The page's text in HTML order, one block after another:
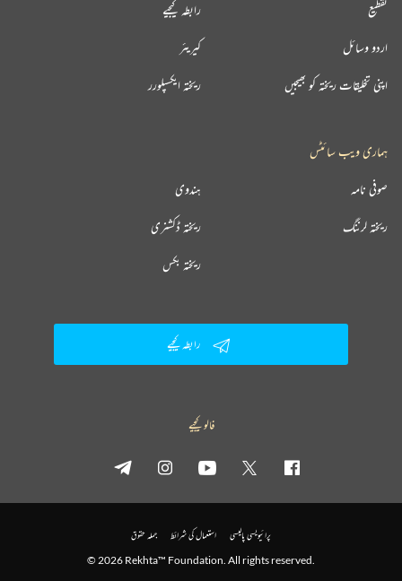
تقطیع
اردو وسائل
اپنی تخلیقات ریختہ کو بھیجیں
رابطہ کیجیے
کیریئر
ریختہ ایکسپلورر
ہماری ویب سائٹس
ہندوی صوفی نامہ
ریختہ ڈکشنری ریختہ لرننگ
ریختہ بکس
رابطہ کیجیے
فالو کیجیے
پرائیویسی پالیسی استعمال کی شرائط جملہ حقوق
© 2026 Rekhta™ Foundation. All rights reserved.